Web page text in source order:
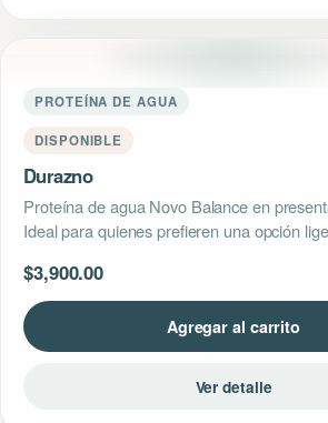
PROTEÍNA DE AGUA
DISPONIBLE
Durazno
Proteína de agua Novo Balance en
Ideal para quienes prefieren una opción
$3,900.00
Agregar al carrito
Ver detalle